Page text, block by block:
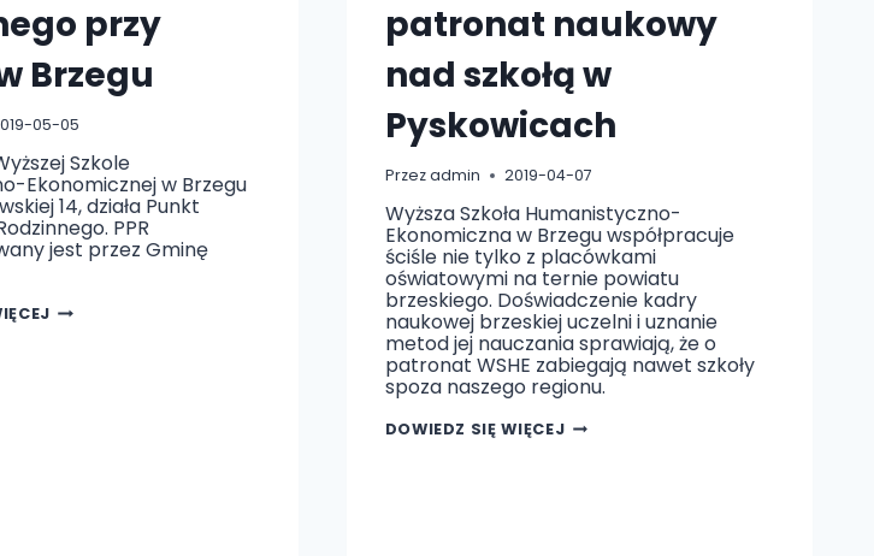
przy
Brzegu
05-05
Szkole
Ekonomicznej w Brzegu
14, działa Punkt
PPR
jest przez Gminę
PUNKT
patronat naukowy
nad szkołą w
Pyskowicach
Przezadmin 2019-04-07
Wyższa Szkoła Humanistyczno-
Ekonomiczna w Brzegu współpracuje
ściśle nie tylko z placówkami
oświatowymi na ternie powiatu
brzeskiego. Doświadczenie kadry
naukowej brzeskiej uczelni i uznanie
metod jej nauczania sprawiają, że o
patronat WSHE zabiegają nawet szkoły
spoza naszego regionu.
DOWIEDZ SIĘ WIĘCEJWSHE